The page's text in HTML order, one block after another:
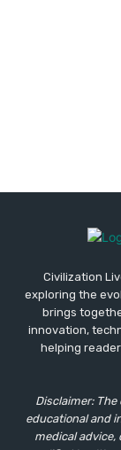
Civilization
exploring the
brings
innovation,
helping
Disclaimer:
educational and
medical